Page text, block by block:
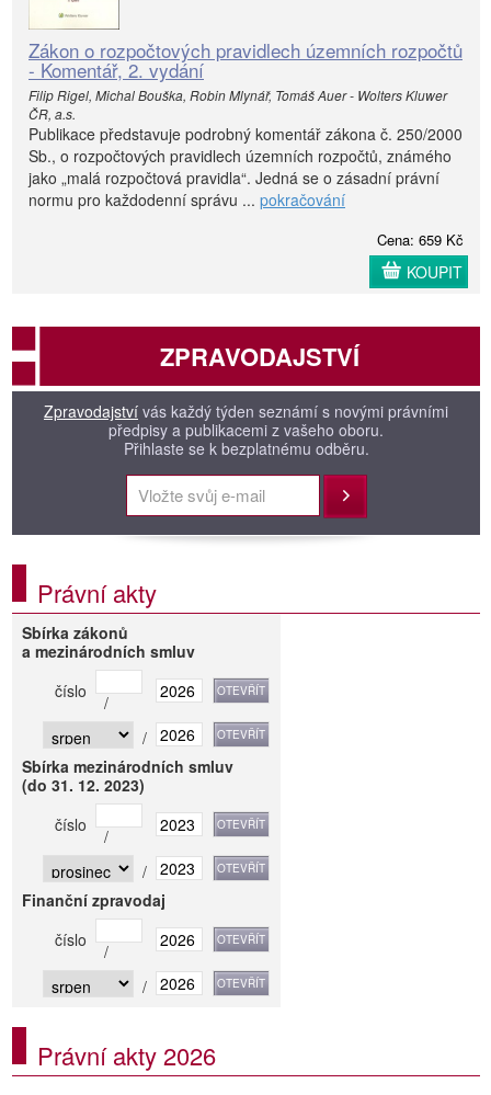
Zákon o rozpočtových pravidlech územních rozpočtů
- Komentář, 2. vydání
Filip Rigel, Michal Bouška, Robin Mlynář, Tomáš Auer - Wolters Kluwer
ČR, a.s.
Publikace představuje podrobný komentář zákona č. 250/2000
Sb., o rozpočtových pravidlech územních rozpočtů, známého
jako „malá rozpočtová pravidla“. Jedná se o zásadní právní
normu pro každodenní správu ... pokračování
Cena: 659 Kč
KOUPIT
ZPRAVODAJSTVÍ
Zpravodajství vás každý týden seznámí s novými právními
předpisy a publikacemi z vašeho oboru.
Přihlaste se k bezplatnému odběru.
Přihlásit
Právní akty
Sbírka zákonů
a mezinárodních smluv
číslo
/
/
Sbírka mezinárodních smluv
(do 31. 12. 2023)
číslo
/
/
Finanční zpravodaj
číslo
/
/
Právní akty 2026